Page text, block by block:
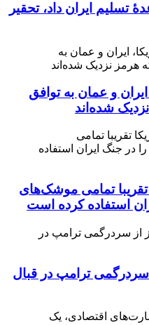
تسلیم ایران داد، تحقیر
و عمان به توافق
شده‌اند
تمامی موشک‌های
استفاده کرده است
سردرگمی ترامپ در قبال